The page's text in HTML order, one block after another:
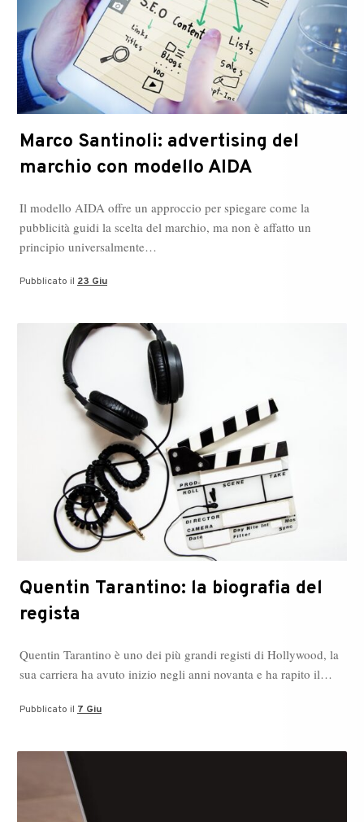
Marco Santinoli: advertising del
marchio con modello AIDA
Il modello AIDA offre un approccio per spiegare come la
pubblicità guidi la scelta del marchio, ma non è affatto un
principio universalmente…
Pubblicato il 23 Giu
Quentin Tarantino: la biografia del
regista
Quentin Tarantino è uno dei più grandi registi di Hollywood, la
sua carriera ha avuto inizio negli anni novanta e ha rapito il…
Pubblicato il 7 Giu